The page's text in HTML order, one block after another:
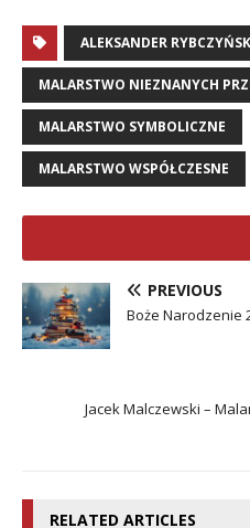
ALEKSANDER
MALARSTWO NIEZNANYCH
MALARSTWO SYMBOLICZNE
MALARSTWO WSPÓŁCZESNE
PREVIOUS
Boże Narodzenie
Jacek Malczewski –
RELATED ARTICLES